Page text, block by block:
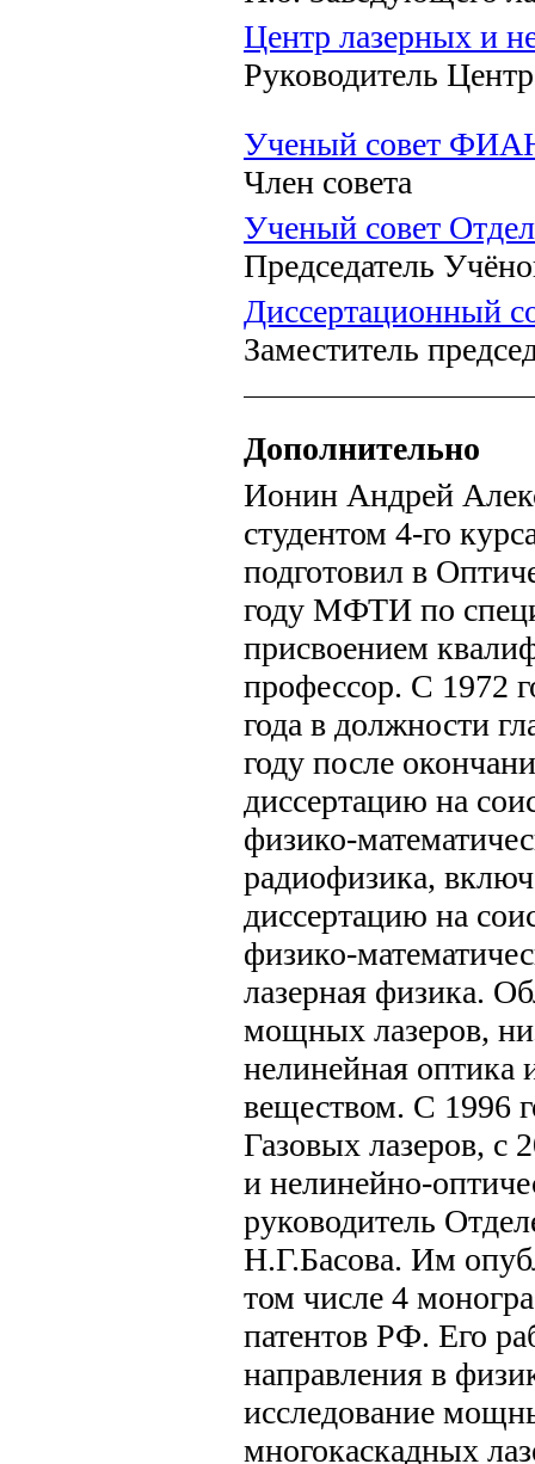
Центр лазерных и
Руководитель
Ученый совет
Член совета
Ученый совет
Председатель
Диссертационный
Заместитель
Дополнительно
Ионин Андрей
студентом 4-го
подготовил в
году МФТИ по
присвоением
профессор. С 1972
года в должности
году после
диссертацию на
физико-
радиофизика,
диссертацию на
физико-
лазерная физика.
мощных лазеров,
нелинейная оптика
веществом. С 1996
Газовых лазеров, с
и нелинейно-
руководитель
Н.Г.Басова. Им
том числе 4
патентов РФ. Его
направления в
исследование
многокаскадных